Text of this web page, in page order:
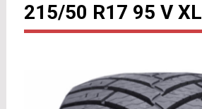
215/50 R17 95 V XL